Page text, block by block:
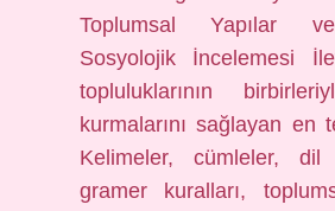
Toplumsal Yapılar
Sosyolojik İncelemesi
topluluklarının
kurmalarını sağlayan en
Kelimeler, cümleler, dil
gramer kuralları,